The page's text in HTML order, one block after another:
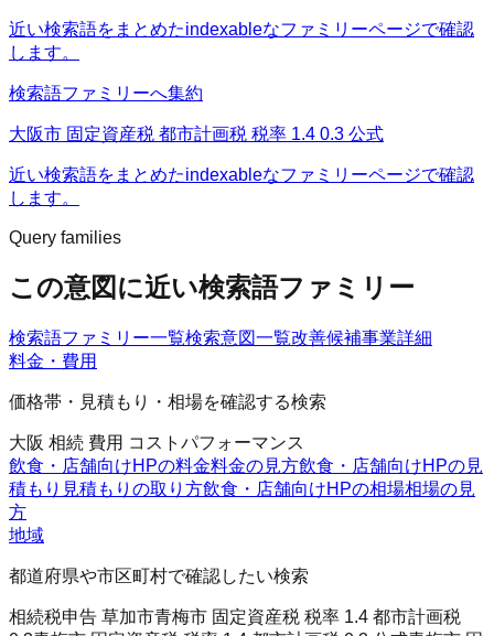
近い検索語をまとめたindexableなファミリーページで確認
します。
検索語ファミリーへ集約
大阪市 固定資産税 都市計画税 税率 1.4 0.3 公式
近い検索語をまとめたindexableなファミリーページで確認
します。
Query families
この意図に近い検索語ファミリー
検索語ファミリー一覧検索意図一覧改善候補事業詳細
料金・費用
価格帯・見積もり・相場を確認する検索
大阪 相続 費用 コストパフォーマンス
飲食・店舗向けHPの料金料金の見方飲食・店舗向けHPの見
積もり 見積もりの取り方飲食・店舗向けHPの相場相場の見
方
地域
都道府県や市区町村で確認したい検索
相続税申告 草加市青梅市 固定資産税 税率 1.4 都市計画税